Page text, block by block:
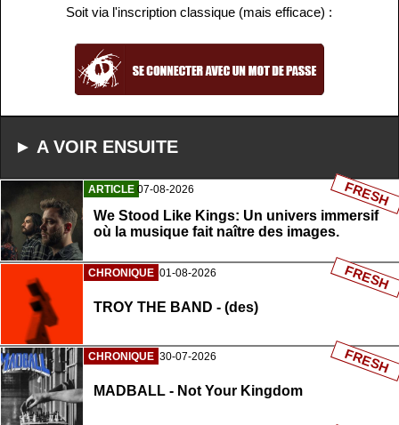
Soit via l'inscription classique (mais efficace) :
► A VOIR ENSUITE
ARTICLE 07-08-2026
We Stood Like Kings: Un univers immersif
où la musique fait naître des images.
FRESH
CHRONIQUE 01-08-2026
TROY THE BAND - (des)
FRESH
CHRONIQUE 30-07-2026
MADBALL - Not Your Kingdom
FRESH